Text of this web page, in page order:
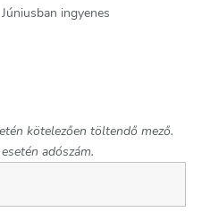
Júniusban ingyenes
kötelezően töltendő mező.
adószám.